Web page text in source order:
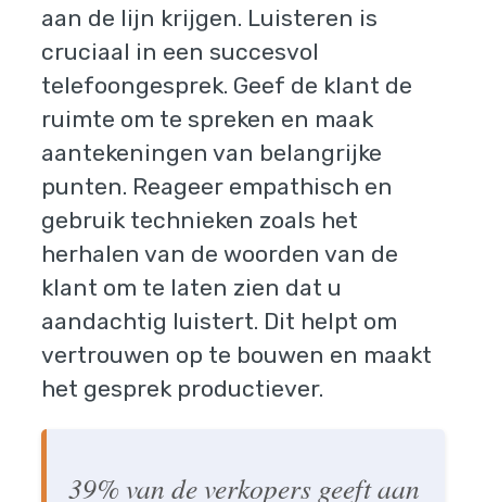
aan de lijn krijgen. Luisteren is
cruciaal in een succesvol
telefoongesprek. Geef de klant de
ruimte om te spreken en maak
aantekeningen van belangrijke
punten. Reageer empathisch en
gebruik technieken zoals het
herhalen van de woorden van de
klant om te laten zien dat u
aandachtig luistert. Dit helpt om
vertrouwen op te bouwen en maakt
het gesprek productiever.
39% van de verkopers geeft aan